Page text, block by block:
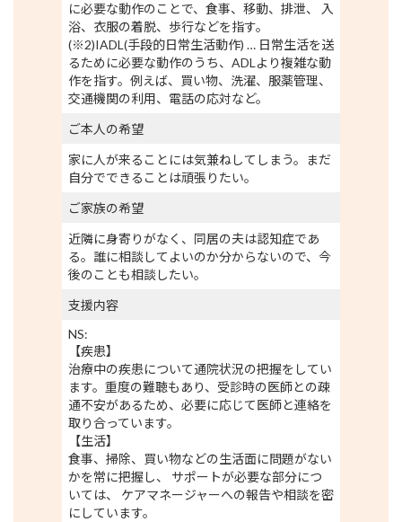
に必要な動作のことで、食事、移動、排泄、 入
浴、衣服の着脱、歩行などを指す。
(※2)IADL(手段的日常生活動作) … 日常生活を送
るために必要な動作のうち、ADLより複雑な動
作を指す。例えば、買い物、洗濯、服薬管理、
交通機関の利用、電話の応対など。
ご本人の希望
家に人が来ることには気兼ねしてしまう。まだ
自分でできることは頑張りたい。
ご家族の希望
近隣に身寄りがなく、同居の夫は認知症であ
る。誰に相談してよいのか分からないので、今
後のことも相談したい。
支援内容
NS:
【疾患】
治療中の疾患について通院状況の把握をしてい
ます。重度の難聴もあり、受診時の医師との疎
通不安があるため、必要に応じて医師と連絡を
取り合っています。
【生活】
食事、掃除、買い物などの生活面に問題がない
かを常に把握し、 サポートが必要な部分につ
いては、 ケアマネージャーへの報告や相談を密
にしています。